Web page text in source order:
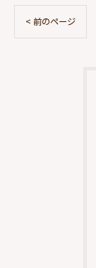
< 前のページ